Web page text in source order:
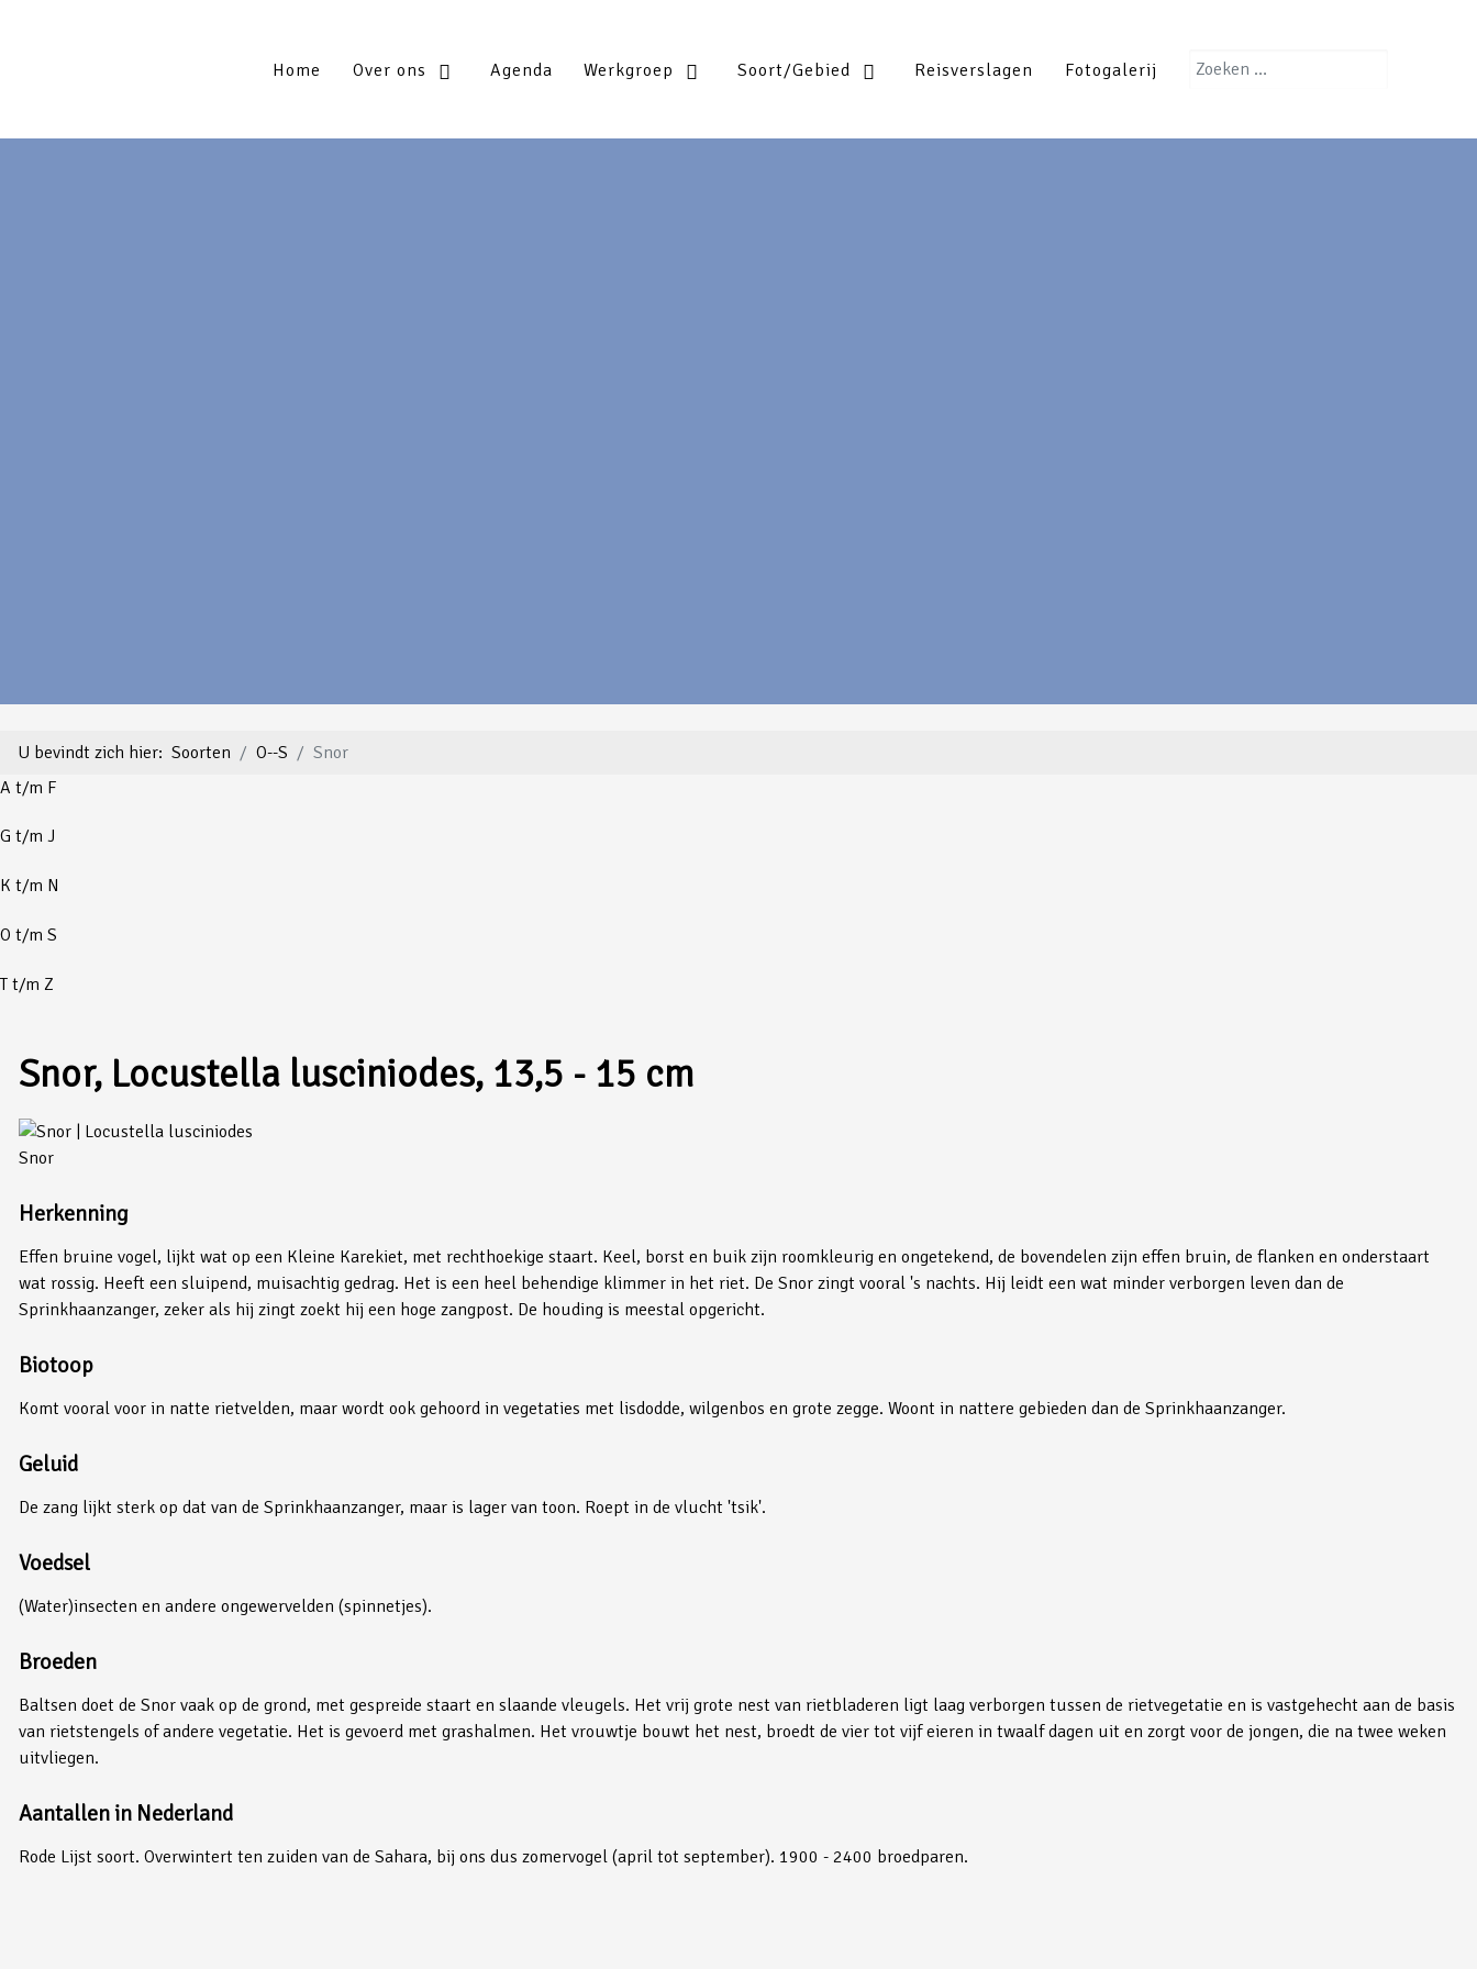
Home Over ons Agenda Werkgroep Soort/Gebied Reisverslagen Fotogalerij
Zoeken
U bevindt zich hier: Soorten O--S
Snor
A t/m F
G t/m J
K t/m N
O t/m S
T t/m Z
Snor, Locustella lusciniodes, 13,5 - 15 cm
Snor
Herkenning
Effen bruine vogel, lijkt wat op een Kleine Karekiet, met rechthoekige staart. Keel, borst en buik zijn roomkleurig en ongetekend, de bovendelen zijn effen bruin, de flanken en onderstaart
wat rossig. Heeft een sluipend, muisachtig gedrag. Het is een heel behendige klimmer in het riet. De Snor zingt vooral 's nachts. Hij leidt een wat minder verborgen leven dan de
Sprinkhaanzanger, zeker als hij zingt zoekt hij een hoge zangpost. De houding is meestal opgericht.
Biotoop
Komt vooral voor in natte rietvelden, maar wordt ook gehoord in vegetaties met lisdodde, wilgenbos en grote zegge. Woont in nattere gebieden dan de Sprinkhaanzanger.
Geluid
De zang lijkt sterk op dat van de Sprinkhaanzanger, maar is lager van toon. Roept in de vlucht 'tsik'.
Voedsel
(Water)insecten en andere ongewervelden (spinnetjes).
Broeden
Baltsen doet de Snor vaak op de grond, met gespreide staart en slaande vleugels. Het vrij grote nest van rietbladeren ligt laag verborgen tussen de rietvegetatie en is vastgehecht aan de basis
van rietstengels of andere vegetatie. Het is gevoerd met grashalmen. Het vrouwtje bouwt het nest, broedt de vier tot vijf eieren in twaalf dagen uit en zorgt voor de jongen, die na twee weken
uitvliegen.
Aantallen in Nederland
Rode Lijst soort. Overwintert ten zuiden van de Sahara, bij ons dus zomervogel (april tot september). 1900 - 2400 broedparen.